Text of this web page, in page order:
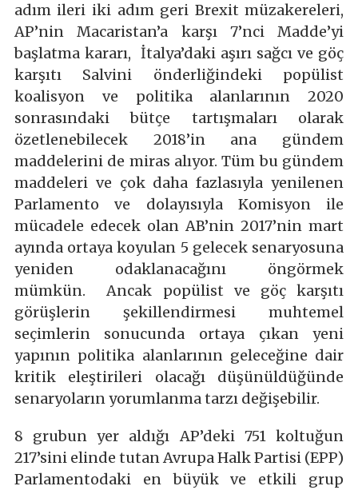
adım ileri iki adım geri Brexit müzakereleri,
AP’nin Macaristan’a karşı 7’nci Madde’yi
başlatma kararı, İtalya’daki aşırı sağcı ve göç
karşıtı Salvini önderliğindeki popülist
koalisyon ve politika alanlarının 2020
sonrasındaki bütçe tartışmaları olarak
özetlenebilecek 2018’in ana gündem
maddelerini de miras alıyor. Tüm bu gündem
maddeleri ve çok daha fazlasıyla yenilenen
Parlamento ve dolayısıyla Komisyon ile
mücadele edecek olan AB’nin 2017’nin mart
ayında ortaya koyulan 5 gelecek senaryosuna
yeniden odaklanacağını öngörmek
mümkün. Ancak popülist ve göç karşıtı
görüşlerin şekillendirmesi muhtemel
seçimlerin sonucunda ortaya çıkan yeni
yapının politika alanlarının geleceğine dair
kritik eleştirileri olacağı düşünüldüğünde
senaryoların yorumlanma tarzı değişebilir.
8 grubun yer aldığı AP’deki 751 koltuğun
217’sini elinde tutan Avrupa Halk Partisi (EPP)
Parlamentodaki en büyük ve etkili grup